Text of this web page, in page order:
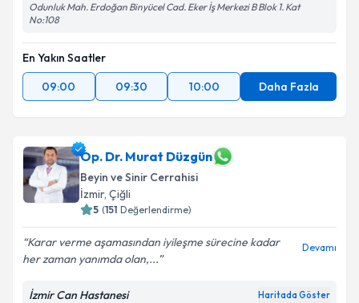
Odunluk Mah. Erdoğan Binyücel Cad. Eker İş Merkezi B Blok 1. Kat
No:108
En Yakın Saatler
09:00
09:30 10:00 Daha Fazla
Op. Dr. Murat Düzgün
Beyin ve Sinir Cerrahisi
İzmir, Çiğli
5 (151 Değerlendirme)
Karar verme aşamasından iyileşme sürecine kadar
her zaman yanımda olan,...
Devamı
İzmir Can Hastanesi Haritada Göster